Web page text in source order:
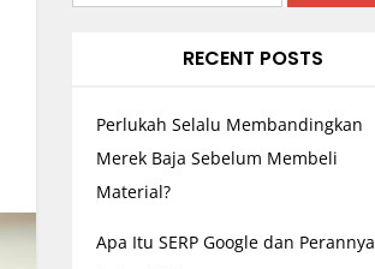
RECENT POSTS
Perlukah Selalu Membandingkan
Merek Baja Sebelum Membeli
Material?
Apa Itu SERP Google dan Perannya